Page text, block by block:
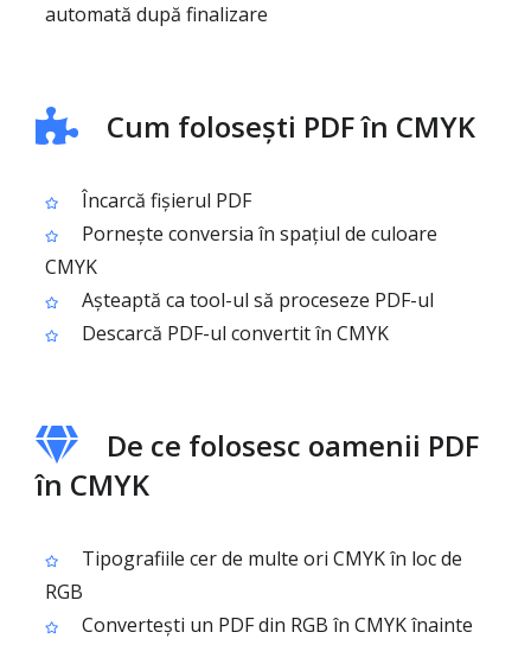
automată după finalizare
Cum folosești PDF în CMYK
Încarcă fișierul PDF
Pornește conversia în spațiul de culoare
CMYK
Așteaptă ca tool-ul să proceseze PDF-ul
Descarcă PDF-ul convertit în CMYK
De ce folosesc oamenii PDF
în CMYK
Tipografiile cer de multe ori CMYK în loc de
RGB
Convertești un PDF din RGB în CMYK înainte